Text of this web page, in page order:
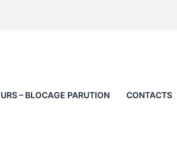
– BLOCAGE PARUTION CONTACTS